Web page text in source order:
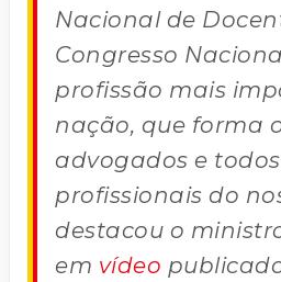
Nacional de
Congresso
profissão mais
nação, que forma
advogados e
profissionais do
destacou o
em vídeo